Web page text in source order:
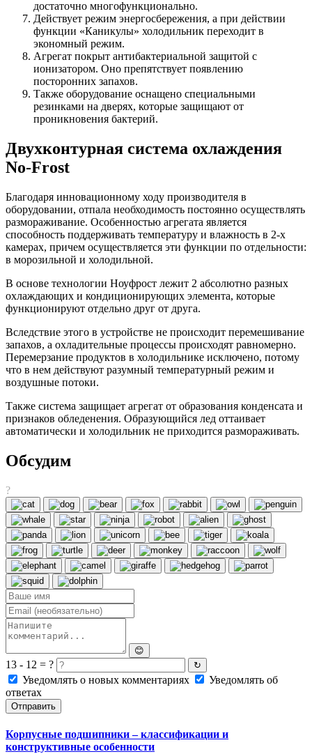
достаточно многофункционально.
Действует режим энергосбережения, а при действии
функции «Каникулы» холодильник переходит в
экономный режим.
Агрегат покрыт антибактериальной защитой с
ионизатором. Оно препятствует появлению
посторонних запахов.
Также оборудование оснащено специальными
резинками на дверях, которые защищают от
проникновения бактерий.
Двухконтурная система охлаждения
No-Frost
Благодаря инновационному ходу производителя в
оборудовании, отпала необходимость постоянно осуществлять
размораживание. Особенностью агрегата является
способность поддерживать температуру и влажность в 2-х
камерах, причем осуществляется эти функции по отдельности:
в морозильной и холодильной.
В основе технологии Ноуфрост лежит 2 абсолютно разных
охлаждающих и кондиционирующих элемента, которые
функционируют отдельно друг от друга.
Вследствие этого в устройстве не происходит перемешивание
запахов, а охладительные процессы происходят равномерно.
Перемерзание продуктов в холодильнике исключено, потому
что в нем действуют разумный температурный режим и
воздушные потоки.
Также система защищает агрегат от образования конденсата и
признаков обледенения. Образующийся лед оттаивает
автоматически и холодильник не приходится размораживать.
Обсудим
?
😊
13 - 12 = ? ↻
Уведомлять о новых комментариях
Уведомлять об
ответах
Отправить
Корпусные подшипники – классификации и
конструктивные особенности